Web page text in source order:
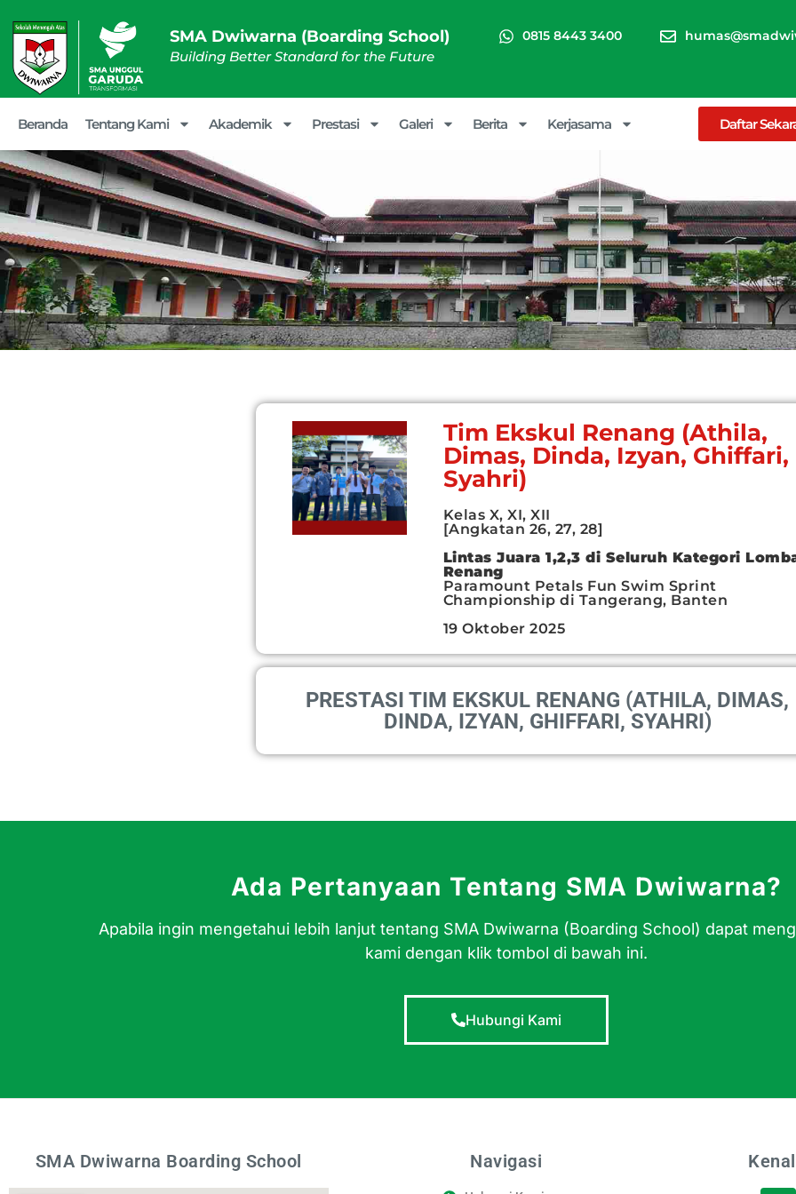
SMA Dwiwarna (Boarding School)
Building Better Standard for the Future
0815 8443 3400
Beranda Tentang Kami Akademik Prestasi Galeri Berita Kerjasama Daftar
Tim Ekskul Renang (Athila,
Dimas, Dinda, Izyan, Ghiffari,
Syahri)
Kelas X, XI, XII
[Angkatan 26, 27, 28]
Lintas Juara 1,2,3 di Seluruh Kategori
Renang
Paramount Petals Fun Swim Sprint
Championship di Tangerang, Banten
19 Oktober 2025
PRESTASI TIM EKSKUL RENANG (ATHILA, DIMAS,
DINDA, IZYAN, GHIFFARI, SYAHRI)
Ada Pertanyaan Tentang SMA Dwiwarna?
Apabila ingin mengetahui lebih lanjut tentang SMA Dwiwarna (Boarding School) dapat
kami dengan klik tombol di bawah ini.
Hubungi Kami
SMA Dwiwarna Boarding School Navigasi